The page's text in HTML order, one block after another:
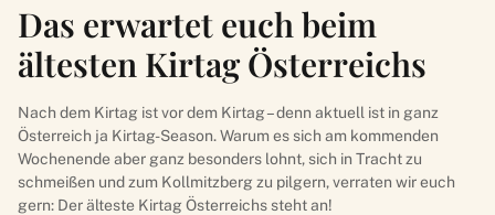
Das erwartet euch beim
ältesten Kirtag Österreichs
Nach dem Kirtag ist vor dem Kirtag – denn aktuell ist in ganz
Österreich ja Kirtag-Season. Warum es sich am kommenden
Wochenende aber ganz besonders lohnt, sich in Tracht zu
schmeißen und zum Kollmitzberg zu pilgern, verraten wir euch
gern: Der älteste Kirtag Österreichs steht an!